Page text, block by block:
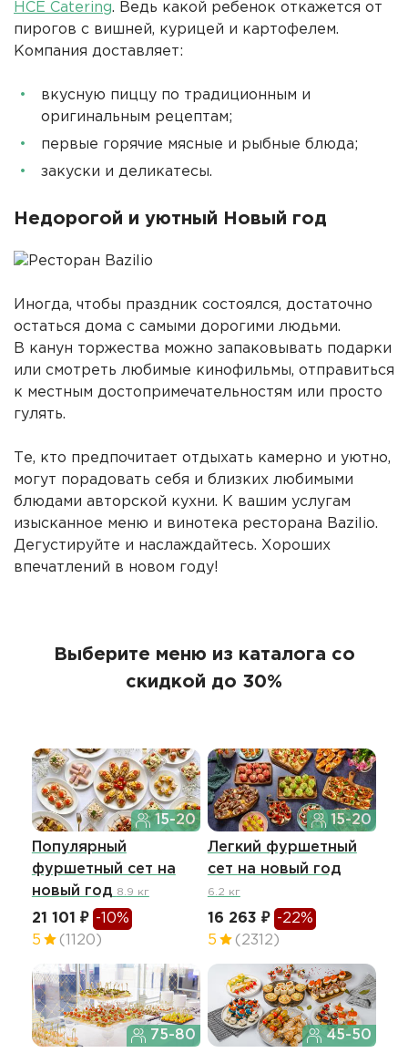
HCE Catering. Ведь какой ребенок откажется от
пирогов с вишней, курицей и картофелем.
Компания доставляет:
вкусную пиццу по традиционным и
оригинальным рецептам;
первые горячие мясные и рыбные блюда;
закуски и деликатесы.
Недорогой и уютный Новый год
Иногда, чтобы праздник состоялся, достаточно
остаться дома с самыми дорогими людьми.
В канун торжества можно запаковывать подарки
или смотреть любимые кинофильмы, отправиться
к местным достопримечательностям или просто
гулять.
Те, кто предпочитает отдыхать камерно и уютно,
могут порадовать себя и близких любимыми
блюдами авторской кухни. К вашим услугам
изысканное меню и винотека ресторана Bazilio.
Дегустируйте и наслаждайтесь. Хороших
впечатлений в новом году!
Выберите меню из каталога со
скидкой до 30%
15-20
Популярный
фуршетный сет на
новый год 8.9 кг
21 101 ₽
-10%
5
(1120)
15-20
Легкий фуршетный
сет на новый год
6.2 кг
16 263 ₽
-22%
5
(2312)
75-80
45-50